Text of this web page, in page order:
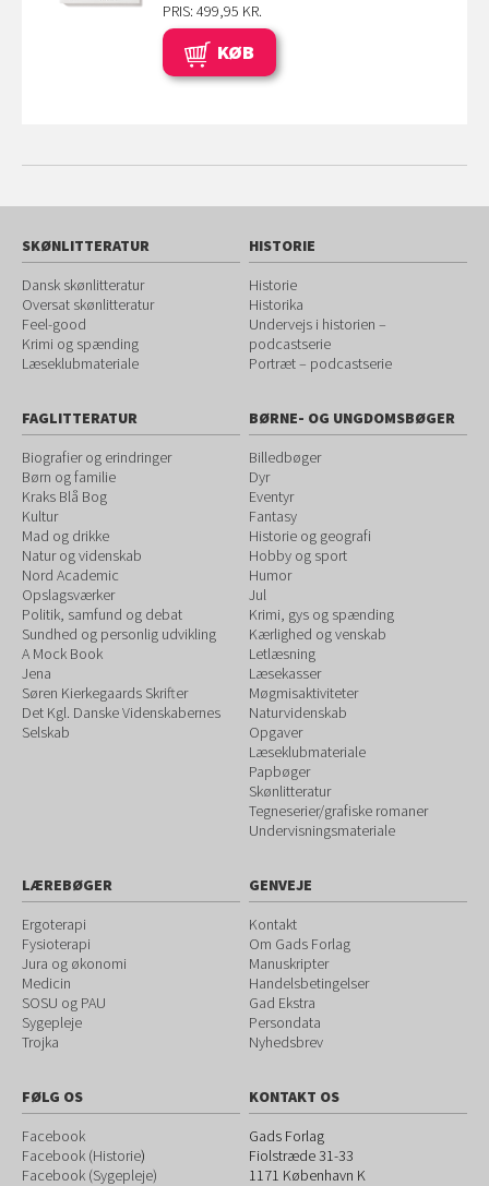
PRIS: 499,95 KR.
KØB
SKØNLITTERATUR
Dansk skønlitteratur
Oversat skønlitteratur
Feel-good
Krimi og spænding
Læseklubmateriale
HISTORIE
Historie
Historika
Undervejs i historien –
podcastserie
Portræt – podcastserie
FAGLITTERATUR
Biografier og erindringer
Børn og familie
Kraks Blå Bog
Kultur
Mad og drikke
Natur og videnskab
Nord Academic
Opslagsværker
Politik, samfund og debat
Sundhed og personlig udvikling
A Mock Book
Jena
Søren Kierkegaards Skrifter
Det Kgl. Danske Videnskabernes
Selskab
BØRNE- OG UNGDOMSBØGER
Billedbøger
Dyr
Eventyr
Fantasy
Historie og geografi
Hobby og sport
Humor
Jul
Krimi, gys og spænding
Kærlighed og venskab
Letlæsning
Læsekasser
Møgmisaktiviteter
Naturvidenskab
Opgaver
Læseklubmateriale
Papbøger
Skønlitteratur
Tegneserier/grafiske romaner
Undervisningsmateriale
LÆREBØGER
Ergoterapi
Fysioterapi
Jura og økonomi
Medicin
SOSU og PAU
Sygepleje
Trojka
GENVEJE
Kontakt
Om Gads Forlag
Manuskripter
Handelsbetingelser
Gad Ekstra
Persondata
Nyhedsbrev
FØLG OS
Facebook
Facebook (Historie)
Facebook (Sygepleje)
KONTAKT OS
Gads Forlag
Fiolstræde 31-33
1171 København K